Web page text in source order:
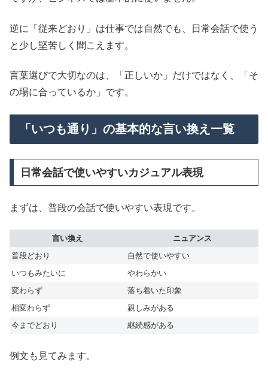
逆に「従来どおり」は仕事では自然でも、日常会話で使う
と少し堅苦しく聞こえます。
言葉選びで大切なのは、「正しいか」だけではなく、「そ
の場に合っているか」です。
「いつも通り」の基本的な言い換え一覧
日常会話で使いやすいカジュアル表現
まずは、普段の会話で使いやすい表現です。
言い換え
ニュアンス
普段どおり
自然で使いやすい
いつもみたいに
やわらかい
変わらず
落ち着いた印象
相変わらず
親しみがある
今までどおり
継続感がある
例文も見てみます。